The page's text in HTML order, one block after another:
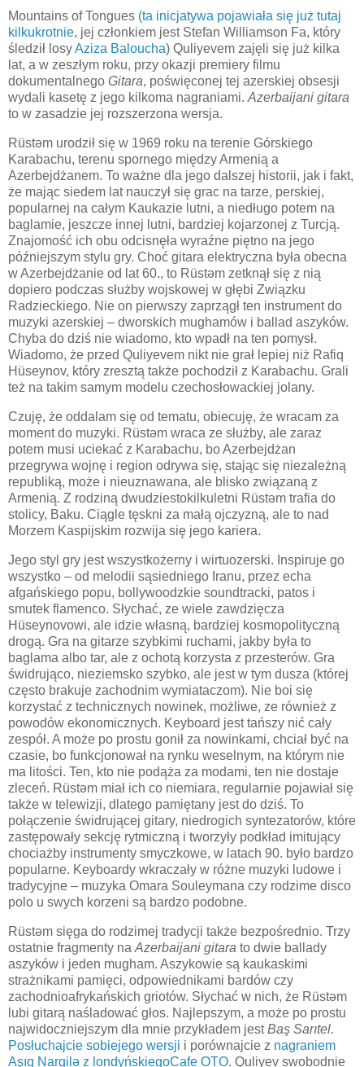
Mountains of Tongues (ta inicjatywa pojawiała się już tutaj
kilkukrotnie, jej członkiem jest Stefan Williamson Fa, który
śledził losyAziza Baloucha) Quliyevem zajęli się już kilka
lat, a w zeszłym roku, przy okazji premiery filmu
dokumentalnego Gitara, poświęconej tej azerskiej obsesji
wydali kasetę z jego kilkoma nagraniami.Azerbaijani gitara
to w zasadzie jej rozszerzona wersja.
Rüstəm urodził się w 1969 roku na terenie Górskiego
Karabachu, terenu spornego między Armenią a
Azerbejdżanem. To ważne dla jego dalszej historii, jak i fakt,
że mając siedem lat nauczył się grac na tarze, perskiej,
popularnej na całym Kaukazie lutni, a niedługo potem na
baglamie, jeszcze innej lutni, bardziej kojarzonej z Turcją.
Znajomość ich obu odcisnęła wyraźne piętno na jego
późniejszym stylu gry. Choć gitara elektryczna była obecna
w Azerbejdżanie od lat 60., to Rüstəm zetknął się z nią
dopiero podczas służby wojskowej w głębi Związku
Radzieckiego. Nie on pierwszy zaprzągł ten instrument do
muzyki azerskiej – dworskich mughamów i ballad aszyków.
Chyba do dziś nie wiadomo, kto wpadł na ten pomysł.
Wiadomo, że przed Quliyevem nikt nie grał lepiej niż Rafiq
Hüseynov, który zresztą także pochodził z Karabachu. Grali
też na takim samym modelu czechosłowackiej jolany.
Czuję, że oddalam się od tematu, obiecuję, że wracam za
moment do muzyki. Rüstəm wraca ze służby, ale zaraz
potem musi uciekać z Karabachu, bo Azerbejdżan
przegrywa wojnę i region odrywa się, stając się niezależną
republiką, może i nieuznawana, ale blisko związaną z
Armenią. Z rodziną dwudziestokilkuletni Rüstəm trafia do
stolicy, Baku. Ciągle tęskni za małą ojczyzną, ale to nad
Morzem Kaspijskim rozwija się jego kariera.
Jego styl gry jest wszystkożerny i wirtuozerski. Inspiruje go
wszystko – od melodii sąsiedniego Iranu, przez echa
afgańskiego popu, bollywoodzkie soundtracki, patos i
smutek flamenco. Słychać, ze wiele zawdzięcza
Hüseynovowi, ale idzie własną, bardziej kosmopolityczną
drogą. Gra na gitarze szybkimi ruchami, jakby była to
baglama albo tar, ale z ochotą korzysta z przesterów. Gra
świdrująco, nieziemsko szybko, ale jest w tym dusza (której
często brakuje zachodnim wymiataczom). Nie boi się
korzystać z technicznych nowinek, możliwe, ze również z
powodów ekonomicznych. Keyboard jest tańszy nić cały
zespół. A może po prostu gonił za nowinkami, chciał być na
czasie, bo funkcjonował na rynku weselnym, na którym nie
ma litości. Ten, kto nie podąża za modami, ten nie dostaje
zleceń. Rüstəm miał ich co niemiara, regularnie pojawiał się
także w telewizji, dlatego pamiętany jest do dziś. To
połączenie świdrującej gitary, niedrogich syntezatorów, które
zastępowały sekcję rytmiczną i tworzyły podkład imitujący
chociażby instrumenty smyczkowe, w latach 90. było bardzo
popularne. Keyboardy wkraczały w różne muzyki ludowe i
tradycyjne – muzyka Omara Souleymana czy rodzime disco
polo u swych korzeni są bardzo podobne.
Rüstəm sięga do rodzimej tradycji także bezpośrednio. Trzy
ostatnie fragmenty na Azerbaijani gitara to dwie ballady
aszyków i jeden mugham. Aszykowie są kaukaskimi
strażnikami pamięci, odpowiednikami bardów czy
zachodnioafrykańskich griotów. Słychać w nich, że Rüstəm
lubi gitarą naśladować głos. Najlepszym, a może po prostu
najwidoczniejszym dla mnie przykładem jestBaş Sarıtel.
Posłuchajcie sobiejego wersji i porównajcie z nagraniem
Aşıq Nargilə z londyńskiegoCafe OTO. Quliyev swobodnie